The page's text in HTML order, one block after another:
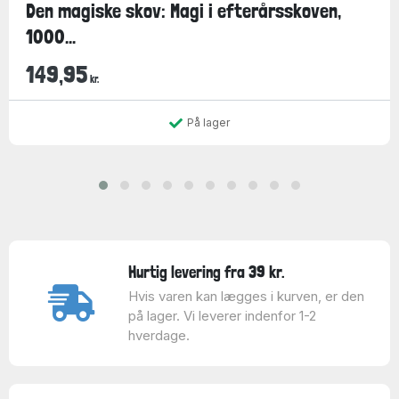
Den magiske skov: Magi i efterårsskoven,
1000...
149,95 kr.
På lager
Hurtig levering fra 39 kr.
Hvis varen kan lægges i kurven, er den
på lager. Vi leverer indenfor 1-2
hverdage.